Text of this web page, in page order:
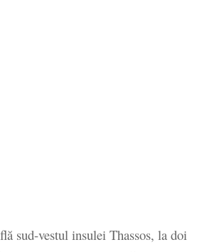
sud-vestul insulei Thassos, la doi